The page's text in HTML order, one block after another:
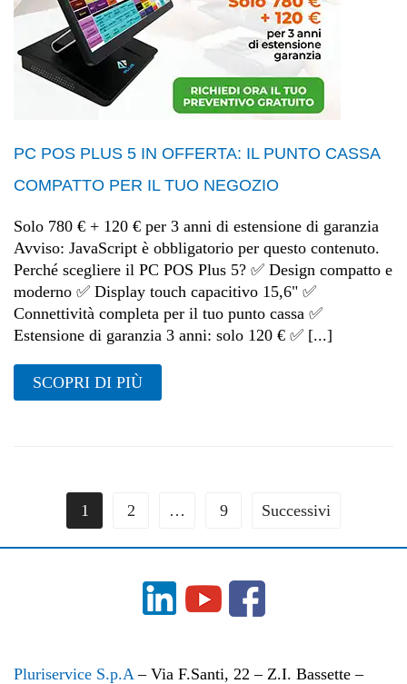
PC POS PLUS 5 IN OFFERTA: IL PUNTO CASSA
COMPATTO PER IL TUO NEGOZIO
Solo 780 € + 120 € per 3 anni di estensione di garanzia
Avviso: JavaScript è obbligatorio per questo contenuto.
Perché scegliere il PC POS Plus 5? ✅ Design compatto e
moderno ✅ Display touch capacitivo 15,6" ✅
Connettività completa per il tuo punto cassa ✅
Estensione di garanzia 3 anni: solo 120 € ✅ [...]
SCOPRI DI PIÙ
1 2 … 9 Successivi
Pluriservice S.p.A– Via F.Santi, 22 – Z.I. Bassette –